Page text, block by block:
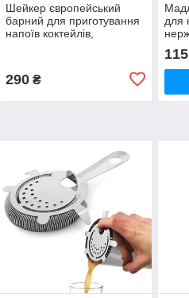
Шейкер європейський
барний для приготування
напоїв коктейлів,
290₴
для
115